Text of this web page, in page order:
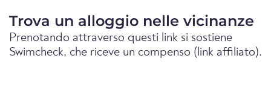
Trova un alloggio nelle vicinanze
Prenotando attraverso questi link si sostiene
Swimcheck, che riceve un compenso (link affiliato).